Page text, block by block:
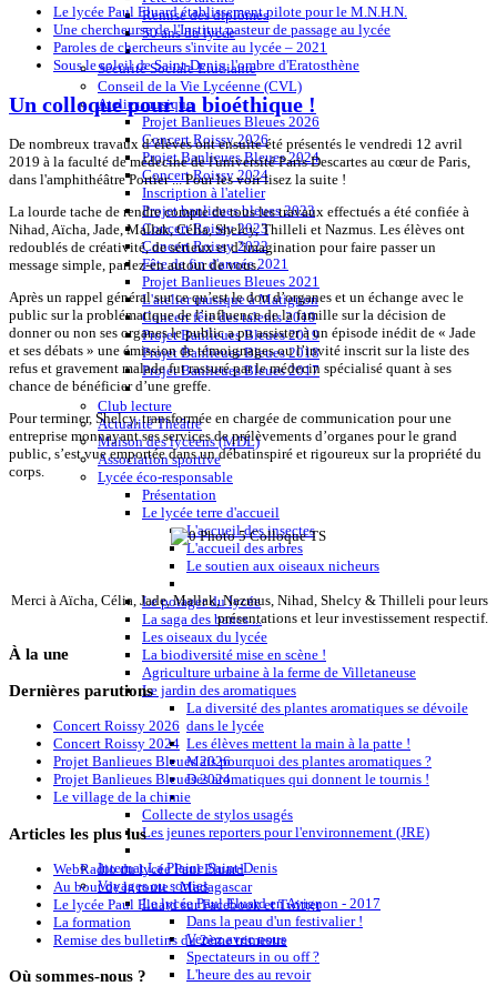
Remise des diplômes
50 ans du lycée
Sécurité Sociale Etudiante
Conseil de la Vie Lycéenne (CVL)
Atelier musique
Projet Banlieues Bleues 2026
Concert Roissy 2026
Projet Banlieues Bleues 2024
Concert Roissy 2024
Inscription à l'atelier
Projet banlieues bleues 2023
Concert Roissy 2023
Concert Roissy 2022
Fête de fin d'année 2021
Projet Banlieues Bleues 2021
L'atelier musique à Matignon
Concert fête des talents 2019
Projet Banlieues Bleues 2019
Projet Banlieues Bleues 2018
Projet Banlieues Bleues 2017
Club lecture
Actualité Théâtre
Maison des lycéens (MDL)
Association sportive
Lycée éco-responsable
Présentation
Le lycée terre d'accueil
L'accueil des insectes
L'accueil des arbres
Le soutien aux oiseaux nicheurs
Le potager du lycée
La saga des bancs ...
Les oiseaux du lycée
La biodiversité mise en scène !
Agriculture urbaine à la ferme de Villetaneuse
Le jardin des aromatiques
La diversité des plantes aromatiques se dévoile
dans le lycée
Les élèves mettent la main à la patte !
Mais pourquoi des plantes aromatiques ?
Des aromatiques qui donnent le tournis !
Collecte de stylos usagés
Les jeunes reporters pour l'environnement (JRE)
Internat La Plaine Saint-Denis
Voyages ou sorties
Le lycée Paul Eluard en Avignon - 2017
Dans la peau d'un festivalier !
Venez avec nous
Spectateurs in ou off ?
L'heure des au revoir
Le lycée Paul Eluard établissement pilote pour le M.N.H.N.
Une chercheurse de l'Institut pasteur de passage au lycée
Paroles de chercheurs s'invite au lycée – 2021
Sous le soleil de Saint-Denis, l'ombre d'Eratosthène
Un colloque pour la bioéthique !
De nombreux travaux d’élèves ont ensuite été présentés le vendredi 12 avril
2019 à la faculté de médecine de l'université Paris Descartes au cœur de Paris,
dans l'amphithéâtre Portier ... Pour les voir lisez la suite !
La lourde tache de rendre compte de tous les travaux effectués a été confiée à
Nihad, Aïcha, Jade, Mallak, Célia, Shelcy, Thilleli et Nazmus. Les élèves ont
redoublés de créativité, de sérieux et d’imagination pour faire passer un
message simple, parlez-en autour de vous.
Après un rappel général sur ce qu’est le don d’organes et un échange avec le
public sur la problématique de l’influence de la famille sur la décision de
donner ou non ses organes le public a pu assister à un épisode inédit de « Jade
et ses débats » une émission de témoignages ou l’invité inscrit sur la liste des
refus et gravement malade fut rassuré par le médecin spécialisé quant à ses
chance de bénéficier d’une greffe.
Pour terminer, Shelcy, transformée en chargée de communication pour une
entreprise monnayant ses services de prélèvements d’organes pour le grand
public, s’est vue emportée dans un débatinspiré et rigoureux sur la propriété du
corps.
Merci à Aïcha, Célia, Jade, Mallak, Nazmus, Nihad, Shelcy & Thilleli pour leurs
présentations et leur investissement respectif.
À la une
Dernières parutions
Concert Roissy 2026
Concert Roissy 2024
Projet Banlieues Bleues 2026
Projet Banlieues Bleues 2024
Le village de la chimie
Articles les plus lus
WebRadio du lycée Paul Eluard
Au bout de la route : Madagascar
Le lycée Paul Eluard sur Facebook et Twitter
La formation
Remise des bulletins du 2ème trimestre
Où sommes-nous ?